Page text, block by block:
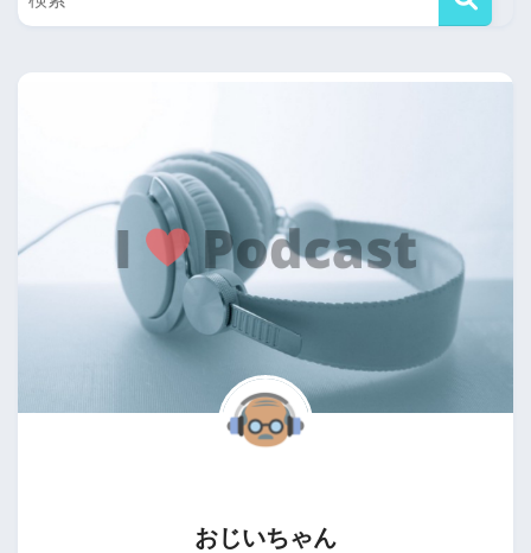
おじいちゃん